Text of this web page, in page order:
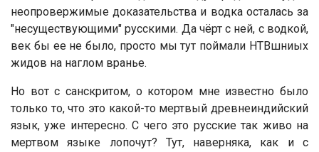
неопровержимые доказательства и водка осталась за
"несуществующими" русскими. Да чёрт с ней, с водкой,
век бы ее не было, просто мы тут поймали НТВшниых
жидов на наглом вранье.
Но вот с санскритом, о котором мне известно было
только то, что это какой-то мертвый древнеиндийский
язык, уже интересно. С чего это русские так живо на
мертвом языке лопочут? Тут, наверняка, как и с